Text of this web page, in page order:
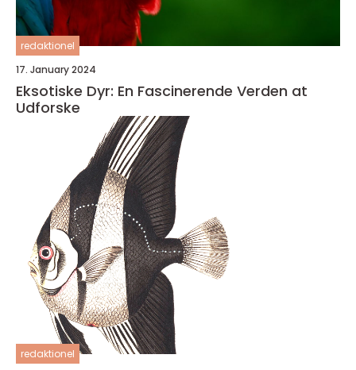
redaktionel
17. January 2024
Eksotiske Dyr: En Fascinerende Verden at
Udforske
redaktionel